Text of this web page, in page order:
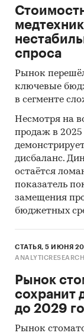
спроса
Рынок
ключевые
в сегменте
Несмотря на
продаж в
дисбаланс.
остаётся
показатель
замещения
бюджетных
СТАТЬЯ, 5 ИЮНЯ
Рынок
сохранит
до 2029
Рынок